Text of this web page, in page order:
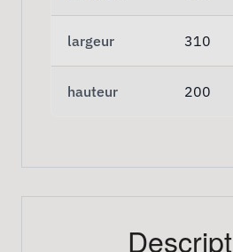
largeur 310
hauteur 200